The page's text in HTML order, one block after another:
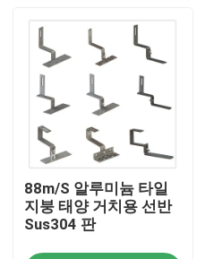
88m/S 알루미늄 타일
지붕 태양 거치용 선반
Sus304 판